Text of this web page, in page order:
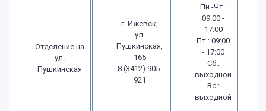
Отделение на
ул.
Пушкинская
г. Ижевск,
ул.
Пушкинская,
165
8 (3412) 905-
921
Пн.-Чт.:
09:00 -
17:00
Пт.: 09:00
- 17:00
Сб.:
выходной
Вс.:
выходной